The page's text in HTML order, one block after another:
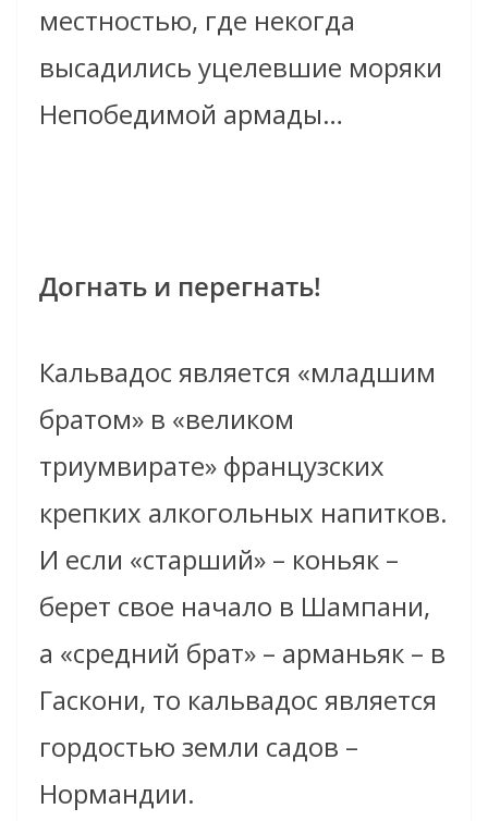
местностью, где некогда
высадились уцелевшие моряки
Непобедимой армады…
Догнать и перегнать!
Кальвадос является «младшим
братом» в «великом
триумвирате» французских
крепких алкогольных напитков.
И если «старший» – коньяк –
берет свое начало в Шампани,
а «средний брат» – арманьяк – в
Гаскони, то кальвадос является
гордостью земли садов –
Нормандии.